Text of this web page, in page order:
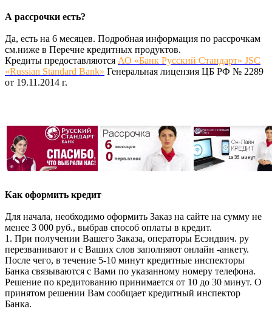
А рассрочки есть?
Да, есть на 6 месяцев. Подробная информация по рассрочкам
см.ниже в Перечне кредитных продуктов.
Кредиты предоставляются АО «Банк Русский Стандарт» JSC
«Russian Standard Bank» Генеральная лицензия ЦБ РФ № 2289
от 19.11.2014 г.
Как оформить кредит
Для начала, необходимо оформить Заказ на сайте на сумму не
менее 3 000 руб., выбрав способ оплаты в кредит.
1. При получении Вашего Заказа, операторы Есэндвич. ру
перезванивают и с Ваших слов заполняют онлайн -анкету.
После чего, в течение 5-10 минут кредитные инспекторы
Банка связываются с Вами по указанному номеру телефона.
Решение по кредитованию принимается от 10 до 30 минут. О
принятом решении Вам сообщает кредитный инспектор
Банка.